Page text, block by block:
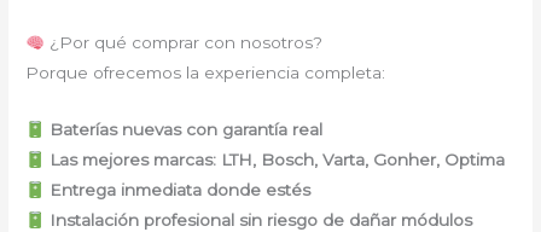
¿Por qué comprar con nosotros?
Porque ofrecemos la experiencia completa:
Baterías nuevas con garantía real
Las mejores marcas: LTH, Bosch, Varta, Gonher, Optima
Entrega inmediata donde estés
Instalación profesional sin riesgo de dañar módulos